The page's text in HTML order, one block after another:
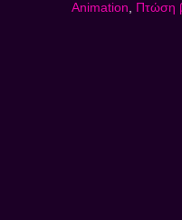
Animation, Πτώση